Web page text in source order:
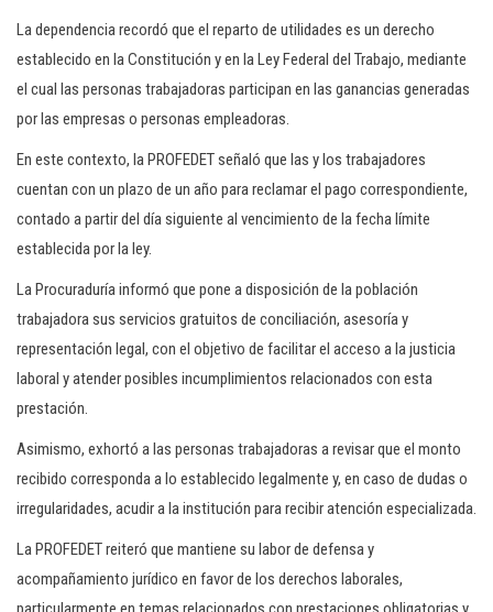
La dependencia recordó que el reparto de utilidades es un derecho
establecido en la Constitución y en la Ley Federal del Trabajo, mediante
el cual las personas trabajadoras participan en las ganancias generadas
por las empresas o personas empleadoras.
En este contexto, la PROFEDET señaló que las y los trabajadores
cuentan con un plazo de un año para reclamar el pago correspondiente,
contado a partir del día siguiente al vencimiento de la fecha límite
establecida por la ley.
La Procuraduría informó que pone a disposición de la población
trabajadora sus servicios gratuitos de conciliación, asesoría y
representación legal, con el objetivo de facilitar el acceso a la justicia
laboral y atender posibles incumplimientos relacionados con esta
prestación.
Asimismo, exhortó a las personas trabajadoras a revisar que el monto
recibido corresponda a lo establecido legalmente y, en caso de dudas o
irregularidades, acudir a la institución para recibir atención especializada.
La PROFEDET reiteró que mantiene su labor de defensa y
acompañamiento jurídico en favor de los derechos laborales,